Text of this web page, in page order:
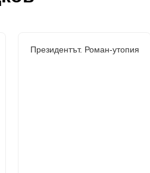
Президентът. Роман-утопия